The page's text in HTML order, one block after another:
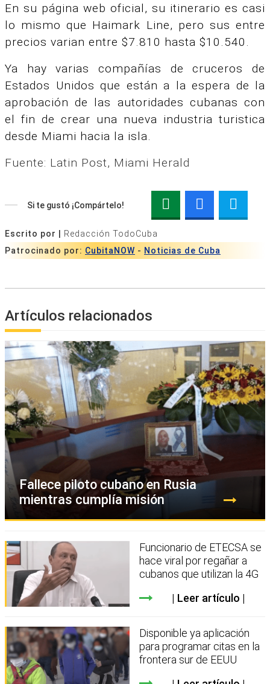
En su página web oficial, su itinerario es casi
lo mismo que Haimark Line, pero sus entre
precios varian entre $7.810 hasta $10.540.
Ya hay varias compañías de cruceros de
Estados Unidos que están a la espera de la
aprobación de las autoridades cubanas con
el fin de crear una nueva industria turistica
desde Miami hacia la isla.
Fuente: Latin Post, Miami Herald
Si te gustó ¡Compártelo!
Escrito por |
Redacción TodoCuba
Patrocinado por: CubitaNOW - Noticias de Cuba
Artículos relacionados
Fallece piloto cubano en Rusia
mientras cumplía misión
Funcionario de ETECSA se
hace viral por regañar a
cubanos que utilizan la 4G
Leer artículo
Disponible ya aplicación
para programar citas en la
frontera sur de EEUU